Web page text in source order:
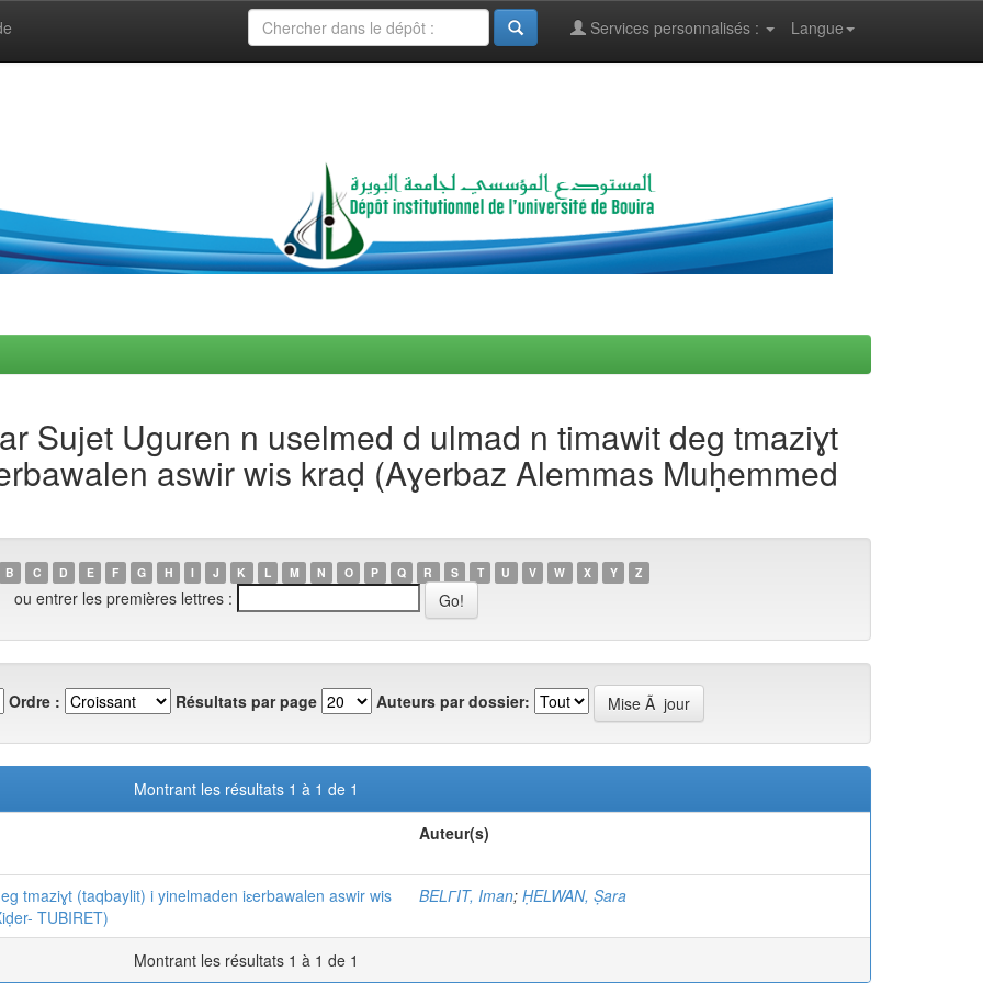
Langue
Services personnalisés :
Sujet Uguren n uselmed d ulmad n timawit deg tmaziɣt
aswir wis kraḍ (Aɣerbaz Alemmas Muḥemmed
B C D E F G H I J K L M N O P Q R S T U V W X Y Z
ou entrer les premières lettres :
Ordre : Résultats par page Auteurs par dossier:
Montrant les résultats 1 à 1 de 1
Auteur(s)
tmaziɣt (taqbaylit) i yinelmaden iɛerbawalen aswir wis
TUBIRET)
BELГIT, Iman; ḤELWAN, Ṣara
Montrant les résultats 1 à 1 de 1